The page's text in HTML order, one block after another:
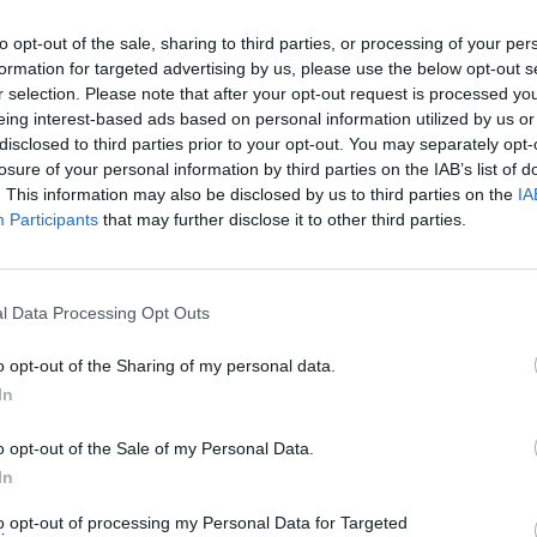
opt-out of the sale, sharing to third parties, or processing of your
for targeted advertising by us, please use the below opt-out
selection. Please note that after your opt-out request is processed
interest-based ads based on personal information utilized by us
to third parties prior to your opt-out. You may separately
of your personal information by third parties on the IAB’s list of
This information may also be disclosed by us to third parties on the
Participants that may further disclose it to other third parties.
Data Processing Opt Outs
opt-out of the Sharing of my personal data.
opt-out of the Sale of my Personal Data.
opt-out of processing my Personal Data for Targeted
presenza di ratti. Ulteriori interventi
nell'area sono previsti per il 17 e il
SAN PIETRO Alemanno e Polverini in
Papa 7 Ieri mattina Benedetto XVI ha
come di consueto all'inizio
amministratori di Roma e del Lazio, ma
anni passati sono state apportate alcune
Il presidente uscente della
Zingaretti, era assente in quanto
il tradizionale discorso. COLOSSEO
tarda serata di giovedì dagli agenti
Mobile diretta da Renato Cortese
il Tribunale di Roma nei confronti due
sotto le apparenti vesti di
culturale situata a pochi passi dal
In
Rudy Giuliani a Come States?